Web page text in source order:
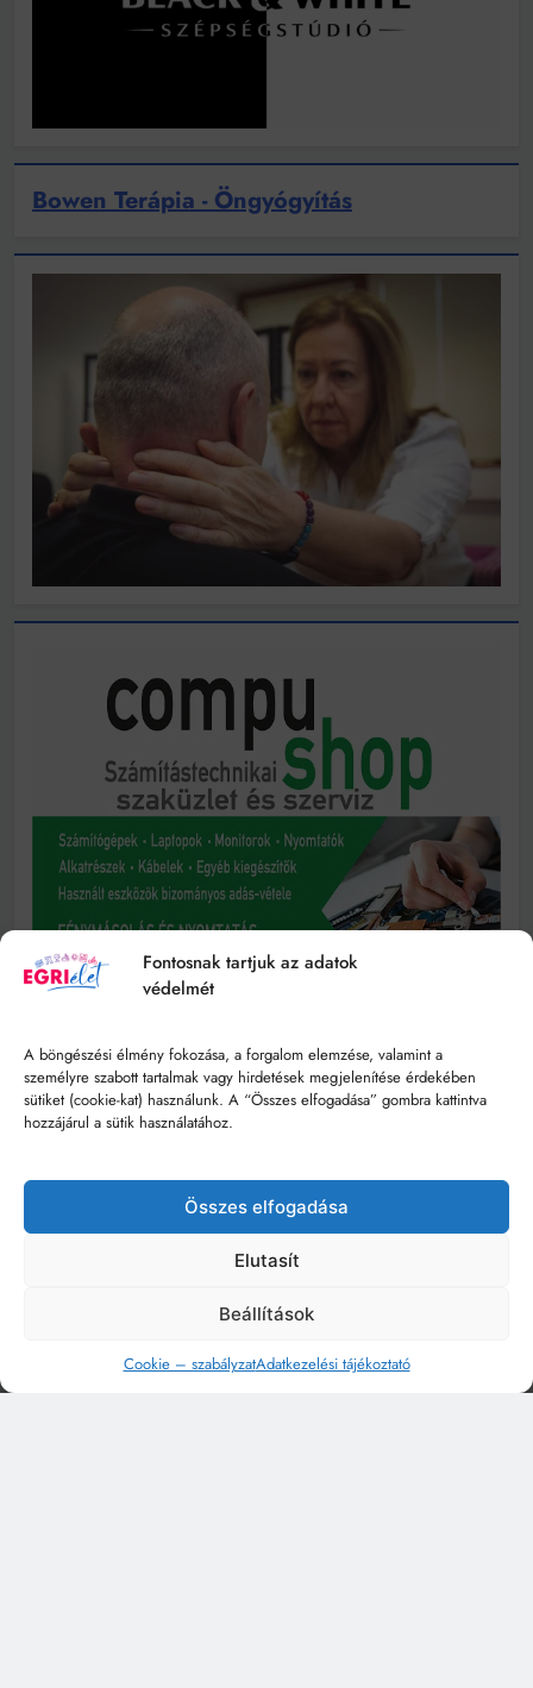
Fontosnak tartjuk az adatok
védelmét
A böngészési élmény fokozása, a forgalom elemzése, valamint a
személyre szabott tartalmak vagy hirdetések megjelenítése érdekében
sütiket (cookie-kat) használunk. A “Összes elfogadása” gombra kattintva
hozzájárul a sütik használatához.
Összes elfogadása
Elutasít
Beállítások
Cookie – szabályzatAdatkezelési tájékoztató
Bowen Terápia - Öngyógyítás